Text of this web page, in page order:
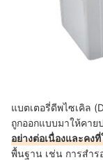
แบตเตอรี่ดีพไซเคิล
ถูกออกแบบมาให้คาย
อย่างต่อเนื่องและคง
พื้นฐาน เช่น การสำร